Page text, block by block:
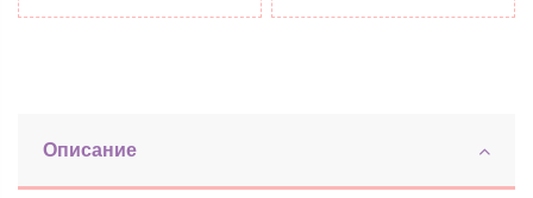
Описание